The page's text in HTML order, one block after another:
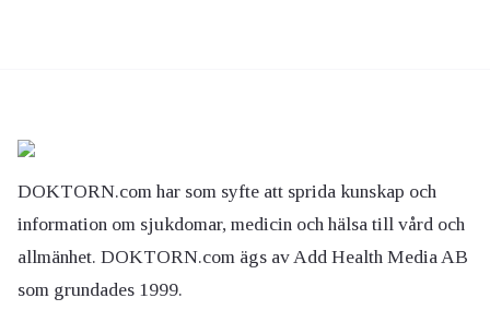
DOKTORN.com har som syfte att sprida kunskap och
information om sjukdomar, medicin och hälsa till vård och
allmänhet. DOKTORN.com ägs av Add Health Media AB
som grundades 1999.